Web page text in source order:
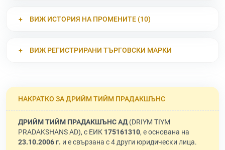
ВИЖ ИСТОРИЯ НА ПРОМЕНИТЕ (10)
ВИЖ РЕГИСТРИРАНИ ТЪРГОВСКИ МАРКИ
НАКРАТКО ЗА ДРИЙМ ТИЙМ ПРАДАКШЪНС
ДРИЙМ ТИЙМ ПРАДАКШЪНС АД(DRIYM TIYM
PRADAKSHANS AD), с ЕИК 175161310, е основана на
23.10.2006 г. и е свързана с 4 други юридически лица.